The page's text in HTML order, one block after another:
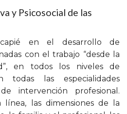
y Psicosocial de las
en el desarrollo de
con el trabajo “desde la
en todos los niveles de
todas las especialidades
intervención profesional.
línea, las dimensiones de la